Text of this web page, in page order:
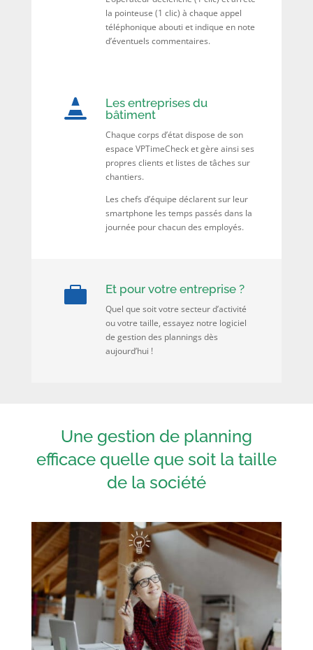
la pointeuse (1 clic) à chaque appel
téléphonique abouti et indique en note
d’éventuels commentaires.

Les entreprises du
bâtiment
Chaque corps d’état dispose de son
espace VPTimeCheck et gère ainsi ses
propres clients et listes de tâches sur
chantiers.
Les chefs d’équipe déclarent sur leur
smartphone les temps passés dans la
journée pour chacun des employés.
 Et pour votre entreprise ?
Quel que soit votre secteur d’activité
ou votre taille, essayez notre logiciel
de gestion des plannings dès
aujourd’hui !
Une gestion de planning
efficace quelle que soit la taille
de la société